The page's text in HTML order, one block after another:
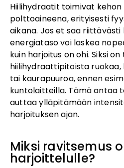
Hiilihydraatit toimivat
polttoaineena, erityisesti
aikana. Jos et saa
energiataso voi laskea
kuin harjoitus on ohi. Siksi
hiilihydraattipitoista
tai kaurapuuroa, ennen
kuntolaitteilla. Tämä antaa
auttaa ylläpitämään
harjoituksen ajan.
Miksi ravitsemus
harjoittelulle?